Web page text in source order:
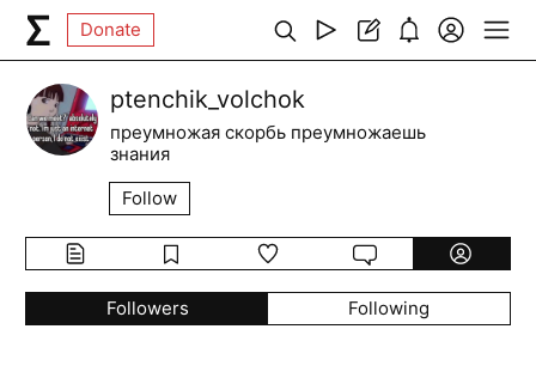
Donate
ptenchik_volchok
преумножая скорбь преумножаешь
знания
Follow
Followers Following